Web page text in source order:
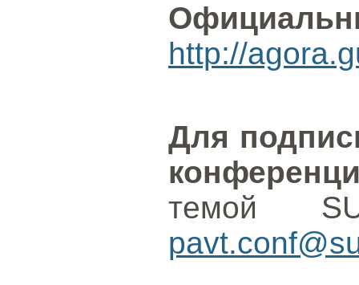
http://
Для
темой